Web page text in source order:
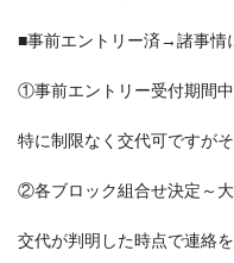
■事前エントリー済→諸事情
①事前エントリー受付期間
特に制限なく交代可ですが
②各ブロック組合せ決定～
交代が判明した時点で連絡を